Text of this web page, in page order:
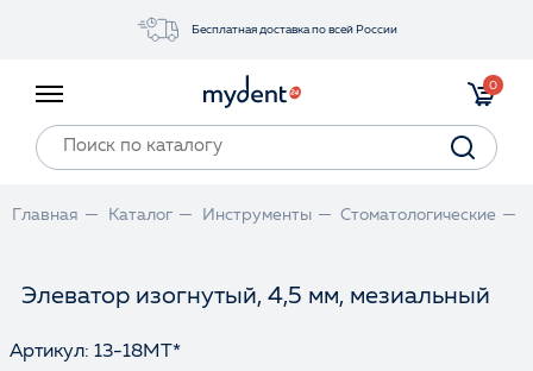
Бесплатная доставка по всей России
Прайс-лист
0
Главная Каталог Инструменты Стоматологические
Элеватор изогнутый, 4,5 мм, мезиальный
Артикул: 13-18MT*